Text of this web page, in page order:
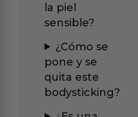
la piel
sensible?
¿Cómo se
pone y se
quita este
bodysticking?